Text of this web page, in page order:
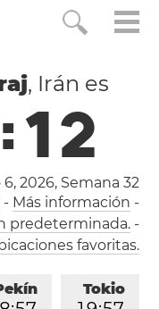
, Irán es
:13
2026, Semana 32
- Más información -
predeterminada.-
favoritas.
Tokio